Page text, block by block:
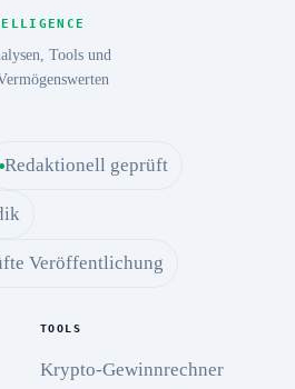
Tools und
Redaktionell geprüft
Veröffentlichung
TOOLS
Krypto-Gewinnrechner